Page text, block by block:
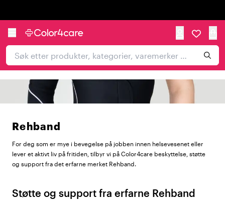
Rehband
For deg som er mye i bevegelse på jobben innen helsevesenet eller
lever et aktivt liv på fritiden, tilbyr vi på Color4care beskyttelse, støtte
og support fra det erfarne merket Rehband.
Støtte og support fra erfarne Rehband